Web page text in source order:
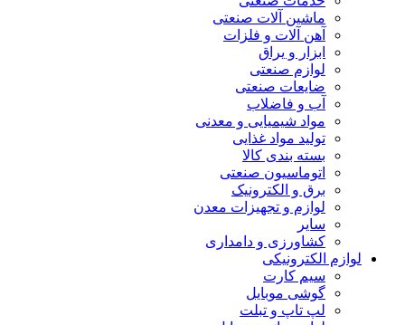
ماشین آلات صنعتی
آهن آلات و فلزات
ابزار و یراق
لوازم صنعتی
ضایعات صنعتی
آب و فاضلاب
مواد شیمیایی و معدنی
تولید مواد غذایی
بسته بندی کالا
اتوماسیون صنعتی
برق و الکترونیک
لوازم و تجهیزات معدن
سایر
کشاورزی و دامداری
لوازم الکترونیکی
سیم کارت
گوشی موبایل
لپ تاپ و تبلت